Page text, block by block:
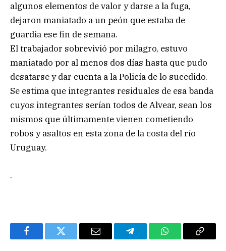
algunos elementos de valor y darse a la fuga,
dejaron maniatado a un peón que estaba de
guardia ese fin de semana.
El trabajador sobrevivió por milagro, estuvo
maniatado por al menos dos días hasta que pudo
desatarse y dar cuenta a la Policía de lo sucedido.
Se estima que integrantes residuales de esa banda
cuyos integrantes serían todos de Alvear, sean los
mismos que últimamente vienen cometiendo
robos y asaltos en esta zona de la costa del río
Uruguay.
.
FacebookTwitter Email TelegramWhatsAppCopy